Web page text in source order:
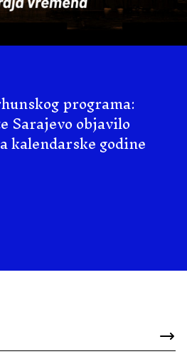
programa:
Sarajevo objavilo
godine